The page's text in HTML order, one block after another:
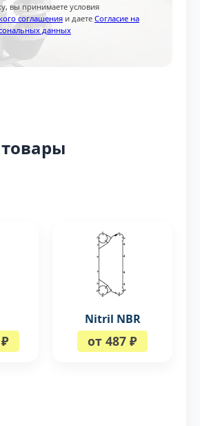
вы принимаете условия
соглашения и даете Согласие на
данных
Nitril NBR
от 487 ₽